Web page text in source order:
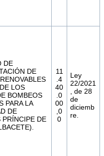
DE
DE
LOS
BOMBEOS
PARA LA
DE
PRÍNCIPE DE
11
.4
40
.0
00
,0
0
Ley
22/2021
, de 28
de
diciemb
re.